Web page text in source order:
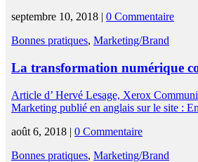
septembre 10, 2018 | 0 Commentaire
Bonnes pratiques, Marketing/Brand
La transformation numérique
Article d’ Hervé Lesage, Xerox
Marketing publié en anglais sur le site :
août 6, 2018 | 0 Commentaire
Bonnes pratiques, Marketing/Brand